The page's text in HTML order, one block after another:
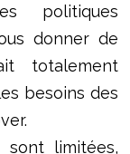
politiques
donner de
totalement
besoins des
sont limitées,